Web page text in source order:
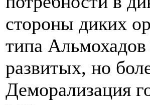
стороны диких
типа
развитых, но
Деморализация